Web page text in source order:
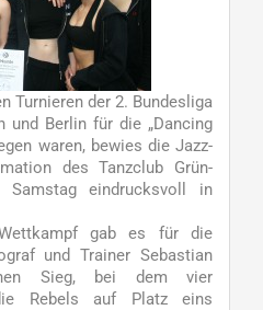
Turnieren der 2. Bundesliga
und Berlin für die „Dancing
waren, bewies die Jazz-
des Tanzclub Grün-
Samstag eindrucksvoll in
gab es für die
und Trainer Sebastian
Sieg, bei dem vier
Rebels auf Platz eins